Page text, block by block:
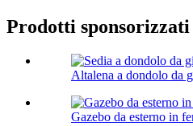
Prodotti sponsorizzati
Altalena a dondolo da
Gazebo da esterno in